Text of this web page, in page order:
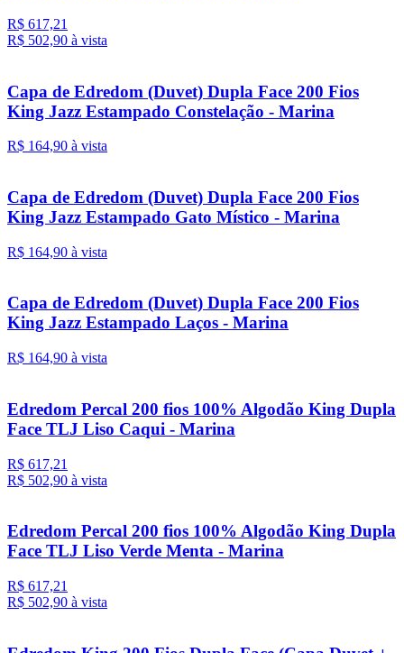
R$ 617,21
R$ 502,90 à vista
Capa de Edredom (Duvet) Dupla Face 200 Fios
King Jazz Estampado Constelação - Marina
R$ 164,90 à vista
Capa de Edredom (Duvet) Dupla Face 200 Fios
King Jazz Estampado Gato Místico - Marina
R$ 164,90 à vista
Capa de Edredom (Duvet) Dupla Face 200 Fios
King Jazz Estampado Laços - Marina
R$ 164,90 à vista
Edredom Percal 200 fios 100% Algodão King Dupla
Face TLJ Liso Caqui - Marina
R$ 617,21
R$ 502,90 à vista
Edredom Percal 200 fios 100% Algodão King Dupla
Face TLJ Liso Verde Menta - Marina
R$ 617,21
R$ 502,90 à vista